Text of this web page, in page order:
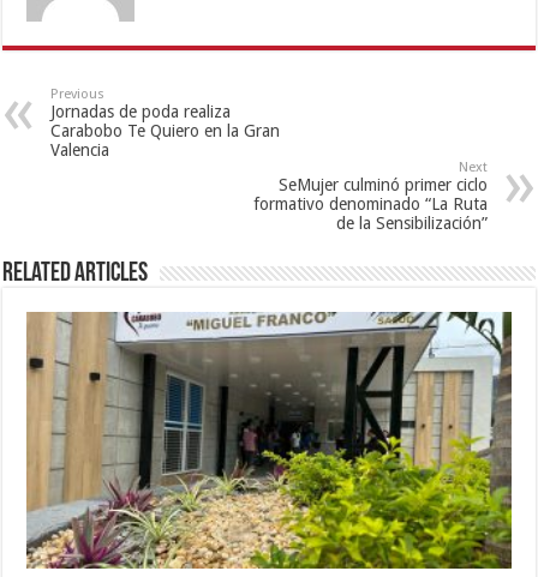
Previous
Jornadas de poda realiza
Carabobo Te Quiero en la Gran
Valencia
Next
SeMujer culminó primer ciclo
formativo denominado “La Ruta
de la Sensibilización”
Related Articles